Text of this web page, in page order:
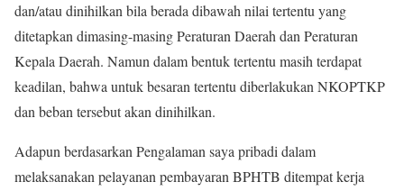
dan/atau dinihilkan bila berada dibawah nilai tertentu yang
ditetapkan dimasing-masing Peraturan Daerah dan Peraturan
Kepala Daerah. Namun dalam bentuk tertentu masih terdapat
keadilan, bahwa untuk besaran tertentu diberlakukan NKOPTKP
dan beban tersebut akan dinihilkan.
Adapun berdasarkan Pengalaman saya pribadi dalam
melaksanakan pelayanan pembayaran BPHTB ditempat kerja